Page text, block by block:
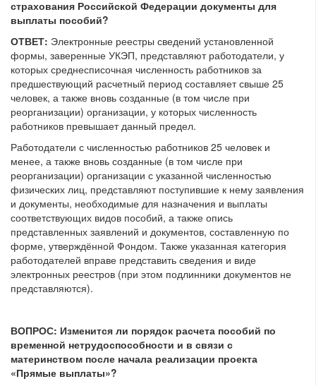
страхования Российской Федерации документы для
выплаты пособий?
ОТВЕТ: Электронные реестры сведений установленной
формы, заверенные УКЭП, представляют работодатели, у
которых среднесписочная численность работников за
предшествующий расчетный период составляет свыше 25
человек, а также вновь созданные (в том числе при
реорганизации) организации, у которых численность
работников превышает данный предел.
Работодатели с численностью работников 25 человек и
менее, а также вновь созданные (в том числе при
реорганизации) организации с указанной численностью
физических лиц, представляют поступившие к нему заявления
и документы, необходимые для назначения и выплаты
соответствующих видов пособий, а также опись
представленных заявлений и документов, составленную по
форме, утверждённой Фондом. Также указанная категория
работодателей вправе представить сведения и виде
электронных реестров (при этом подлинники документов не
представляются).
ВОПРОС: Изменится ли порядок расчета пособий по
временной нетрудоспособности и в связи с
материнством после начала реализации проекта
«Прямые выплаты»?